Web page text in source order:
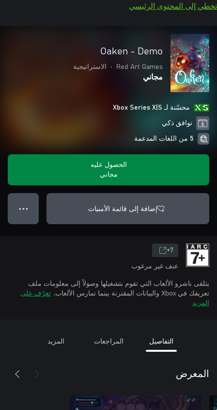
تخطي إلى المحتوى الرئيسي
Oaken - Demo
Red Art Games
• الاستراتيجية
مجاني
محسّنة لـ Xbox Series X|S
توافق ذكي
5 من اللغات المدعمة
الحصول عليه
مجاني
إضافة إلى قائمة الأمنيات ● ● ●
7+
عنف غير مرغوب
يتلقى ناشرو الألعاب التي تقوم بتشغيلها وصولاً إلى معلومات ملف
تعريفك في Xbox والبيانات المقترنة بينما تمارس الألعاب.
تعرّف على
المزيد
التفاصيل المراجعات المزيد
المعرض